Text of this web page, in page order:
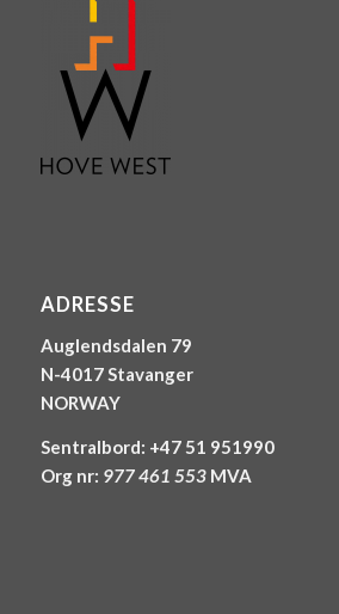
ADRESSE
Auglendsdalen 79
N-4017 Stavanger
NORWAY
Sentralbord: +47 51 951990
Org nr: 977 461 553MVA